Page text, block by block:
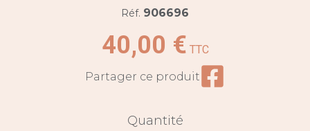
Réf. 906696
40,00 € TTC
Partager ce produit
Quantité